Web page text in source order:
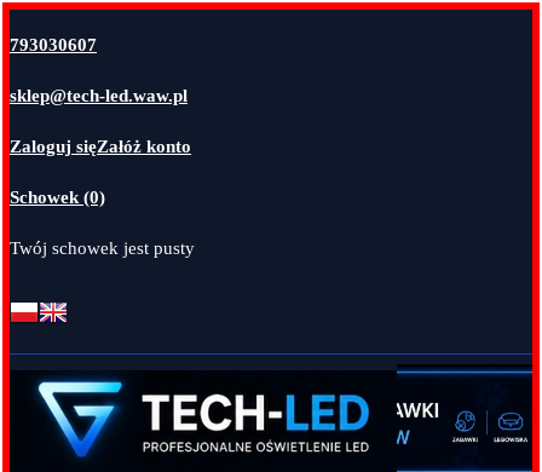
793030607
sklep@tech-led.waw.pl
Zaloguj sięZałóż konto
Schowek (0)
Twój schowek jest pusty